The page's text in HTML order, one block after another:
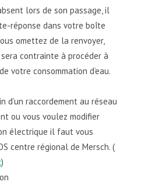
lors de son passage, il
réponse dans votre boîte
omettez de la renvoyer,
contrainte à procéder à
votre consommation d’eau.
d’un raccordement au réseau
ou vous voulez modifier
électrique il faut vous
centre régional de Mersch. (
)